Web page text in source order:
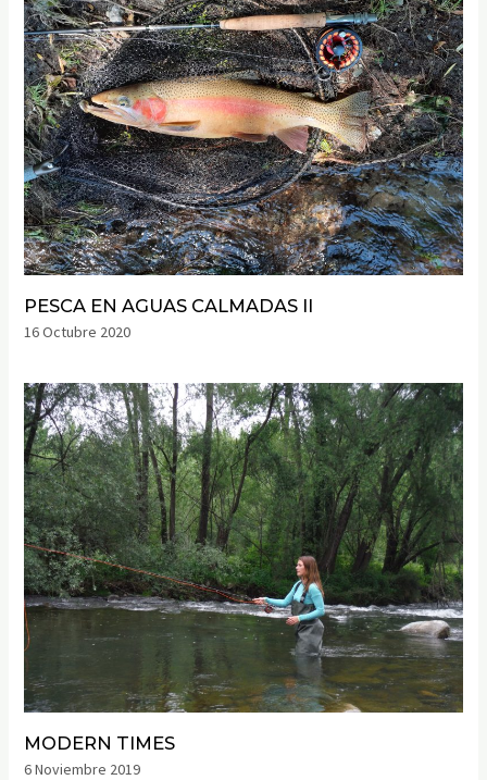
PESCA EN AGUAS CALMADAS II
16 Octubre 2020
MODERN TIMES
6 Noviembre 2019